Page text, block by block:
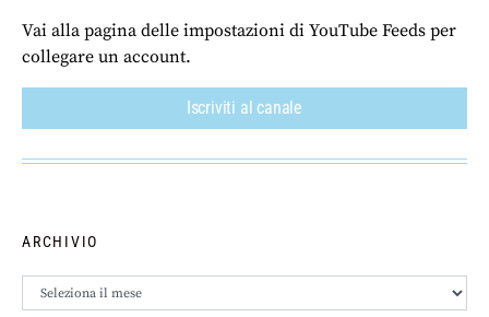
Vai alla pagina delle impostazioni di YouTube Feeds per
collegare un account.
Iscriviti al canale
ARCHIVIO
Archivio